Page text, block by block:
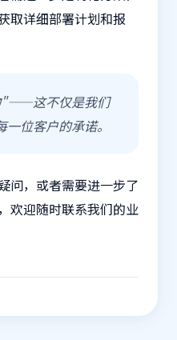
取详细部署计划和报
"——这不仅是我们
位客户的承诺。
问，或者需要进一步了
欢迎随时联系我们的业